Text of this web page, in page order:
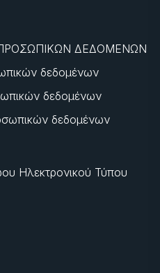
ΔΕΔΟΜΕΝΩΝ
δεδομένων
δεδομένων
δεδομένων
Ηλεκτρονικού Τύπου